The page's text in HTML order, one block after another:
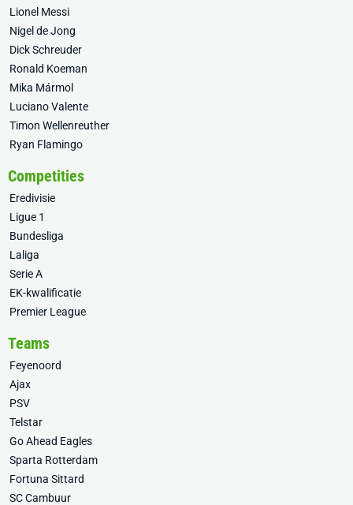
Lionel Messi
Nigel de Jong
Dick Schreuder
Ronald Koeman
Mika Mármol
Luciano Valente
Timon Wellenreuther
Ryan Flamingo
Competities
Eredivisie
Ligue 1
Bundesliga
Laliga
Serie A
EK-kwalificatie
Premier League
Teams
Feyenoord
Ajax
PSV
Telstar
Go Ahead Eagles
Sparta Rotterdam
Fortuna Sittard
SC Cambuur